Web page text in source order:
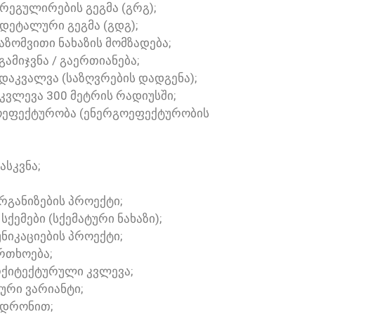
ᲠᲔᲒᲣᲚᲘᲠᲔᲑᲘᲡ ᲒᲔᲒᲛᲐ (ᲒᲠᲒ);
ᲓᲔᲢᲐᲚᲣᲠᲘ ᲒᲔᲒᲛᲐ (ᲒᲓᲒ);
ᲜᲐᲮᲐᲖᲘᲡ ᲛᲝᲛᲖᲐᲓᲔᲑᲐ;
/ ᲒᲐᲔᲠᲗᲘᲐᲜᲔᲑᲐ;
ᲓᲐᲙᲕᲐᲚᲕᲐ (ᲡᲐᲖᲦᲕᲠᲔᲑᲘᲡ ᲓᲐᲓᲒᲔᲜᲐ);
ᲙᲕᲚᲔᲕᲐ 300 ᲛᲔᲢᲠᲘᲡ ᲠᲐᲓᲘᲣᲡᲨᲘ;
(ᲔᲜᲔᲠᲒᲝᲔᲤᲔᲥᲢᲣᲠᲝᲑᲘᲡ
ᲞᲠᲝᲔᲥᲢᲘ;
(ᲡᲥᲔᲛᲐᲢᲣᲠᲘ ᲜᲐᲮᲐᲖᲘ);
ᲞᲠᲝᲔᲥᲢᲘ;
ᲙᲕᲚᲔᲕᲐ;
ᲕᲐᲠᲘᲐᲜᲢᲘ;
ᲓᲠᲝᲜᲘᲗ;